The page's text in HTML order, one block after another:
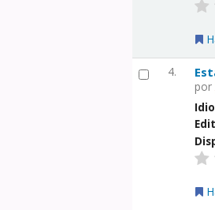
4.
por